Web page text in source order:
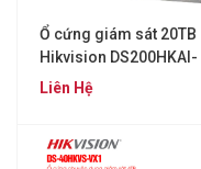
Ổ cứng giám sát 20TB
Hikvision DS200HKAI-
VX1
Liên Hệ